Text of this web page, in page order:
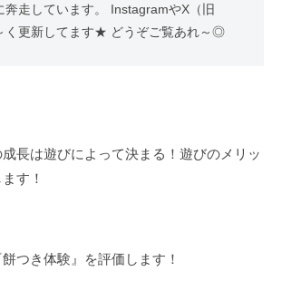
奔走しています。 InstagramやX（旧
く更新してます★ どうぞご覧あれ～◎
成長は遊びによって決まる！遊びのメリッ
す！
つき体験』を評価します！